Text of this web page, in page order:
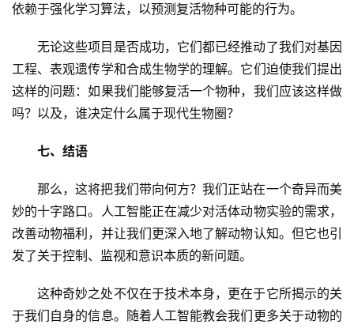
依赖于强化学习算法，以预测复活物种可能的行为。
无论这些项目是否成功，它们都已经推动了我们对基因
工程、表观遗传学和合成生物学的理解。它们迫使我们提出
这样的问题：如果我们能够复活一个物种，我们应该这样做
吗？以及，谁决定什么属于现代生物圈？
七、结语
那么，这将把我们带向何方？我们正站在一个奇异而美
妙的十字路口。人工智能正在减少对活体动物实验的需求，
改善动物福利，并让我们更深入地了解动物认知。但它也引
发了关于控制、监视和意识本质的新问题。
这种奇妙之处不仅在于技术本身，更在于它所揭示的关
于我们自身的信息。随着人工智能教会我们更多关于动物的